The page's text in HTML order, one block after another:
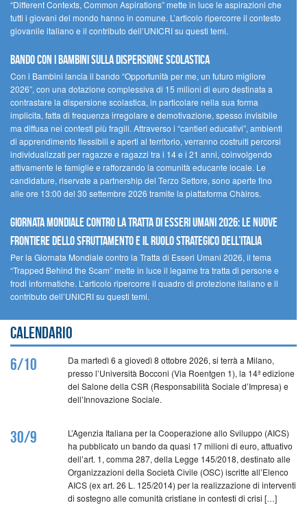
“Different Contexts, Common Aspirations” mette in luce le aspirazioni che
tutti i giovani del mondo hanno in comune. L’articolo ripercorre il contesto
giovanile italiano e il contributo dell’UNICRI su questi temi.
Bando Con i Bambini sulla dispersione scolastica
Con i Bambini lancia il bando “Opportunità per me, un futuro migliore
2026”, con una dotazione complessiva di 15 milioni di euro destinata a
contrastare la dispersione scolastica, in particolare nella sua forma
implicita, fatta di frequenza irregolare e demotivazione, spesso invisibile
ma diffusa nei contesti più fragili. Attraverso i “cantieri educativi”, ambienti
di apprendimento flessibili e aperti al territorio, verranno costruiti percorsi
individualizzati per ragazze e ragazzi tra i 14 e i 21 anni, coinvolgendo
attivamente le famiglie e rafforzando la comunità educante locale. Le
candidature, riservate a partnership del Terzo Settore, sono aperte fino
alle ore 13:00 del 30 settembre 2026 tramite la piattaforma Chàiros.
GIORNATA MONDIALE CONTRO LA TRATTA DI ESSERI UMANI 2026: LE NUOVE
FRONTIERE DELLO SFRUTTAMENTO E IL RUOLO STRATEGICO DELL’ITALIA
Per la Giornata Mondiale contro la Tratta di Esseri Umani 2026, il tema
“Trapped Behind the Scam” mette in luce il legame tra tratta di persone e
frodi informatiche. L’articolo ripercorre il quadro di protezione italiano e il
contributo dell’UNICRI su questi temi.
Calendario
6/10
Da martedì 6 a giovedì 8 ottobre 2026, si terrà a Milano,
presso l’Università Bocconi (Via Roentgen 1), la 14ª edizione
del Salone della CSR (Responsabilità Sociale d’Impresa) e
dell’Innovazione Sociale.
30/9
L’Agenzia Italiana per la Cooperazione allo Sviluppo (AICS)
ha pubblicato un bando da quasi 17 milioni di euro, attuativo
dell’art. 1, comma 287, della Legge 145/2018, destinato alle
Organizzazioni della Società Civile (OSC) iscritte all’Elenco
AICS (ex art. 26 L. 125/2014) per la realizzazione di interventi
di sostegno alle comunità cristiane in contesti di crisi […]